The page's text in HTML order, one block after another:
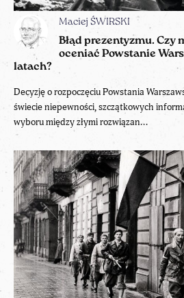
Maciej ŚWIRSKI
Błąd prezentyzmu. Czy
oceniać Powstanie
latach?
Decyzję o rozpoczęciu Powstania
świecie niepewności, szczątkowych
wyboru między złymi rozwiązan...